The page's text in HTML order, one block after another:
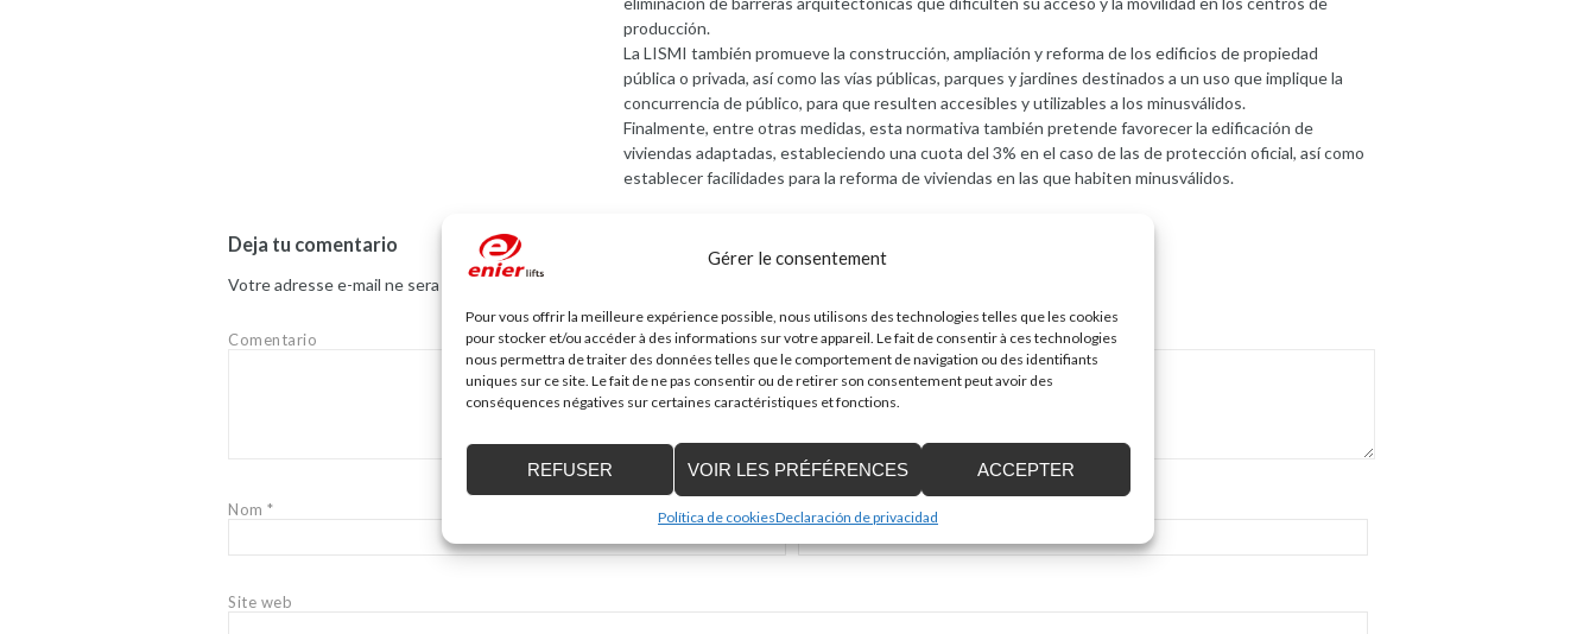
Gérer le consentement
Pour vous offrir la meilleure expérience possible, nous utilisons des technologies telles que les cookies
pour stocker et/ou accéder à des informations sur votre appareil. Le fait de consentir à ces technologies
nous permettra de traiter des données telles que le comportement de navigation ou des identifiants
uniques sur ce site. Le fait de ne pas consentir ou de retirer son consentement peut avoir des
conséquences négatives sur certaines caractéristiques et fonctions.
ACCEPTER
REFUSER VOIR LES PRÉFÉRENCES
Política de cookiesDeclaración de privacidad
producción.
La LISMI también promueve la construcción, ampliación y reforma de los edificios de propiedad
pública o privada, así como las vías públicas, parques y jardines destinados a un uso que implique la
concurrencia de público, para que resulten accesibles y utilizables a los minusválidos.
Finalmente, entre otras medidas, esta normativa también pretende favorecer la edificación de
viviendas adaptadas, estableciendo una cuota del 3% en el caso de las de protección oficial, así como
establecer facilidades para la reforma de viviendas en las que habiten minusválidos.
Deja tu comentario
Votre adresse e-mail ne sera pas publiée.
Comentario
Nom * Mail*
Site web